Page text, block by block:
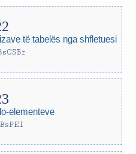
të tabelës nga shfletuesi
elementeve